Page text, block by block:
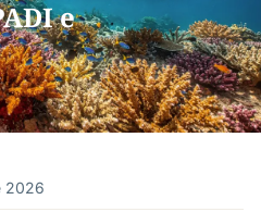
e
2026